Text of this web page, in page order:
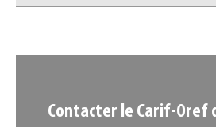
Contacter le Carif-Oref